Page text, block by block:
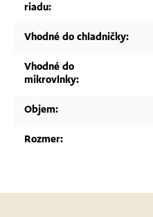
riadu:
Vhodné do chladničky:
Vhodné do
mikrovlnky:
Objem:
Rozmer: